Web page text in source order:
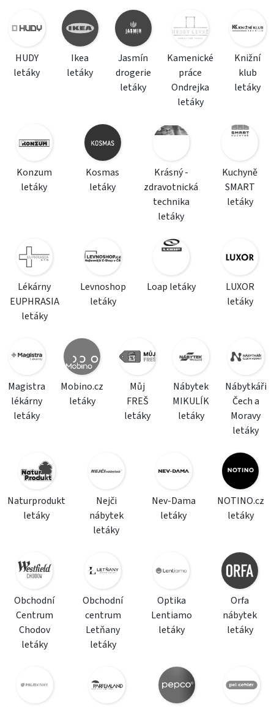
HUDY
letáky
Ikea
letáky
Jasmín
drogerie
letáky
Kamenické
práce
Ondrejka
letáky
Knižní
klub
letáky
Konzum
letáky
Kosmas
letáky
Krásný -
zdravotnická
technika
letáky
Kuchyně
SMART
letáky
Lékárny
EUPHRASIA
letáky
Levnoshop
letáky
Loap letáky
LUXOR
letáky
Magistra
lékárny
letáky
Mobino.cz
letáky
Můj
FREŠ
letáky
Nábytek
MIKULÍK
letáky
Nábytkáři
Čech a
Moravy
letáky
Naturprodukt
letáky
Nejči
nábytek
letáky
Nev-Dama
letáky
NOTINO.cz
letáky
Obchodní
Centrum
Chodov
letáky
Obchodní
centrum
Letňany
letáky
Optika
Lentiamo
letáky
Orfa
nábytek
letáky